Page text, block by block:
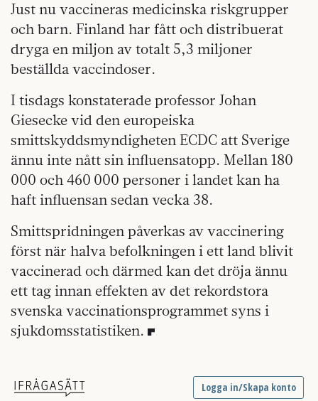
Just nu vaccineras medicinska riskgrupper
och barn. Finland har fått och distribuerat
dryga en miljon av totalt 5,3 miljoner
beställda vaccindoser.
I tisdags konstaterade professor Johan
Giesecke vid den europeiska
smittskyddsmyndigheten ECDC att Sverige
ännu inte nått sin influensatopp. Mellan 180
000 och 460 000 personer i landet kan ha
haft influensan sedan vecka 38.
Smittspridningen påverkas av vaccinering
först när halva befolkningen i ett land blivit
vaccinerad och därmed kan det dröja ännu
ett tag innan effekten av det rekordstora
svenska vaccinationsprogrammet syns i
sjukdomsstatistiken.